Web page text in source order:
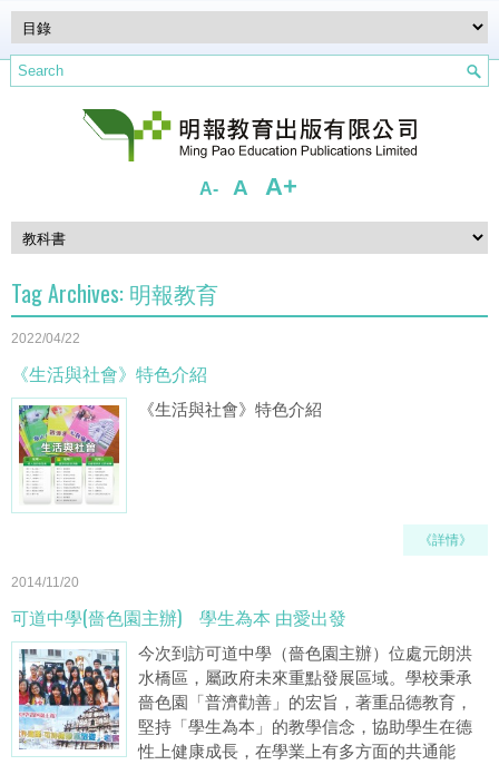
A- A A+
Tag Archives: 明報教育
2022/04/22
《生活與社會》特色介紹
《生活與社會》特色介紹
《詳情》
2014/11/20
可道中學(嗇色園主辦) 學生為本 由愛出發
今次到訪可道中學（嗇色園主辦）位處元朗洪
水橋區，屬政府未來重點發展區域。學校秉承
嗇色園「普濟勸善」的宏旨，著重品德教育，
堅持「學生為本」的教學信念，協助學生在德
性上健康成長，在學業上有多方面的共通能